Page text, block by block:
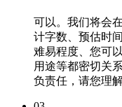
可以。我们将会
计字数、预估时
难易程度、您可
用途等都密切关
负责任，请您理解